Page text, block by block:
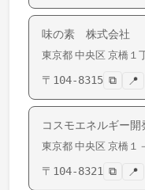
味の素 株式会社
東京都 中央区 京橋 １
〒 104-8315 ⧉ 📍
コスモエネルギー
東京都 中央区 京橋 １
〒 104-8321 ⧉ 📍